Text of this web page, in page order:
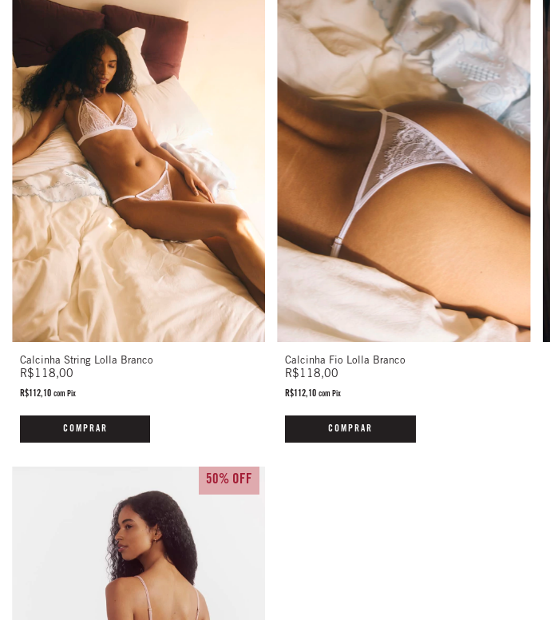
Calcinha String Lolla Branco
R$118,00
R$112,10 com Pix
COMPRAR
Calcinha Fio Lolla Branco
R$118,00
R$112,10com Pix
COMPRAR
50% OFF